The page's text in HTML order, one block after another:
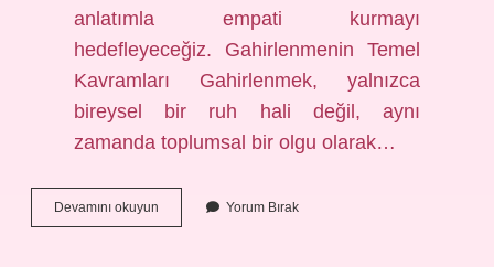
anlatımla empati kurmayı
hedefleyeceğiz. Gahirlenmenin Temel
Kavramları Gahirlenmek, yalnızca
bireysel bir ruh hali değil, aynı
zamanda toplumsal bir olgu olarak…
Devamını okuyun Gahirlenmek
ne
Yorum Bırak